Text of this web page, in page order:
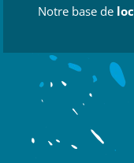
Notre base de